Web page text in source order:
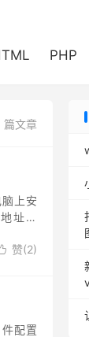
PHP
篇文章
上安
址：
赞(2)
配置